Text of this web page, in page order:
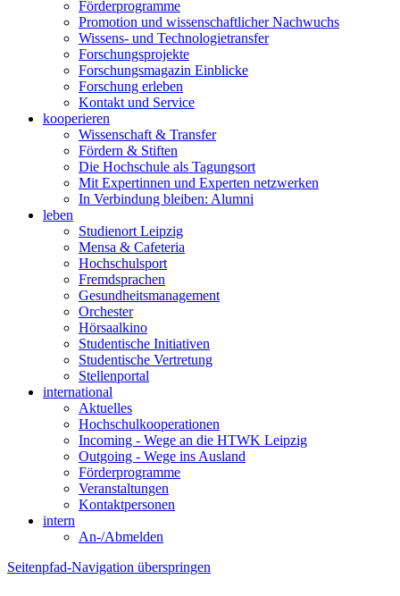
Förderprogramme
Promotion und wissenschaftlicher Nachwuchs
Wissens- und Technologietransfer
Forschungsprojekte
Forschungsmagazin Einblicke
Forschung erleben
Kontakt und Service
kooperieren
Wissenschaft & Transfer
Fördern & Stiften
Die Hochschule als Tagungsort
Mit Expertinnen und Experten netzwerken
In Verbindung bleiben: Alumni
leben
Studienort Leipzig
Mensa & Cafeteria
Hochschulsport
Fremdsprachen
Gesundheitsmanagement
Orchester
Hörsaalkino
Studentische Initiativen
Studentische Vertretung
Stellenportal
international
Aktuelles
Hochschulkooperationen
Incoming - Wege an die HTWK Leipzig
Outgoing - Wege ins Ausland
Förderprogramme
Veranstaltungen
Kontaktpersonen
intern
An-/Abmelden
Seitenpfad-Navigation überspringen